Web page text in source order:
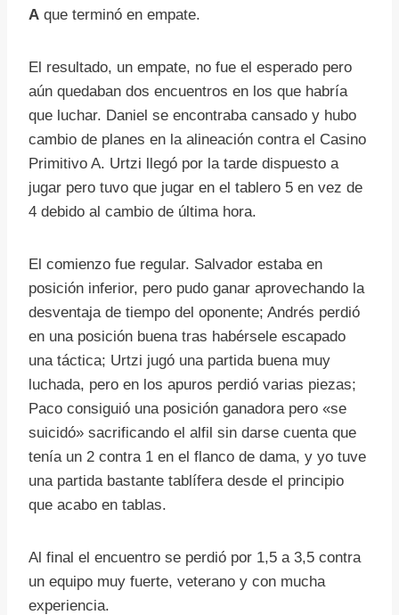
A que terminó en empate.
El resultado, un empate, no fue el esperado pero
aún quedaban dos encuentros en los que habría
que luchar. Daniel se encontraba cansado y hubo
cambio de planes en la alineación contra el Casino
Primitivo A. Urtzi llegó por la tarde dispuesto a
jugar pero tuvo que jugar en el tablero 5 en vez de
4 debido al cambio de última hora.
El comienzo fue regular. Salvador estaba en
posición inferior, pero pudo ganar aprovechando la
desventaja de tiempo del oponente; Andrés perdió
en una posición buena tras habérsele escapado
una táctica; Urtzi jugó una partida buena muy
luchada, pero en los apuros perdió varias piezas;
Paco consiguió una posición ganadora pero «se
suicidó» sacrificando el alfil sin darse cuenta que
tenía un 2 contra 1 en el flanco de dama, y yo tuve
una partida bastante tablífera desde el principio
que acabo en tablas.
Al final el encuentro se perdió por 1,5 a 3,5 contra
un equipo muy fuerte, veterano y con mucha
experiencia.